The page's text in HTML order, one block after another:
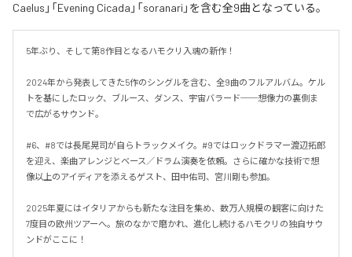
Caelus」「Evening Cicada」「soranari」を含む全9曲となっている。
5年ぶり、そして第8作目となるハモクリ入魂の新作！
2024年から発表してきた5作のシングルを含む、全9曲のフルアルバム。ケル
トを基にしたロック、ブルース、ダンス、宇宙バラード──想像力の裏側ま
で広がるサウンド。
#6、#8では長尾晃司が自らトラックメイク。#9ではロックドラマー渡辺拓郎
を迎え、楽曲アレンジとベース／ドラム演奏を依頼。さらに確かな技術で想
像以上のアイディアを添えるゲスト、田中佑司、宮川剛も参加。
2025年夏にはイタリアからも新たな注目を集め、数万人規模の観客に向けた
7度目の欧州ツアーへ。旅のなかで磨かれ、進化し続けるハモクリの独自サウ
ンドがここに！